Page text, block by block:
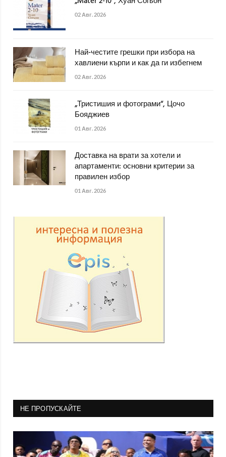
02 Авг. 2026
Най-честите грешки при избора на
хавлиени кърпи и как да ги избегнем
02 Авг. 2026
„Тристишия и фотограми“, Цочо
Бояджиев
01 Авг. 2026
Доставка на врати за хотели и
апартаменти: основни критерии за
правилен избор
01 Авг. 2026
НЕ ПРОПУСКАЙТЕ